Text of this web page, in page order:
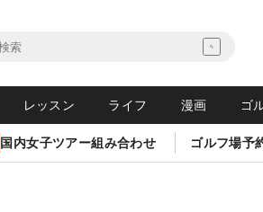
レッスン ライフ 漫画 ゴ
国内女子ツアー組み合わせ ゴルフ場予